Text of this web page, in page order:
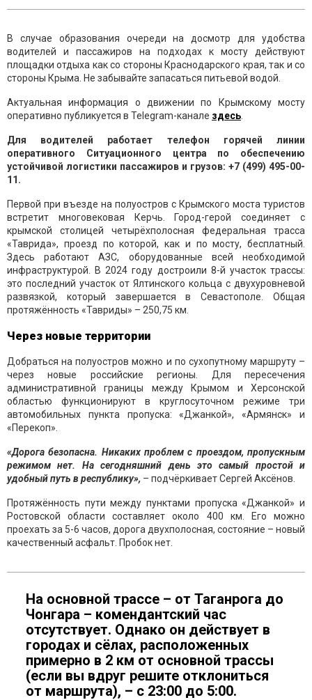
В случае образования очереди на досмотр для удобства
водителей и пассажиров на подходах к мосту действуют
площадки отдыха как со стороны Краснодарского края, так и со
стороны Крыма. Не забывайте запасаться питьевой водой.
Актуальная информация о движении по Крымскому мосту
оперативно публикуется в Telegram-канале здесь.
Для водителей работает телефон горячей линии
оперативного Ситуационного центра по обеспечению
устойчивой логистики пассажиров и грузов: +7 (499) 495-00-
11.
Первой при въезде на полуостров с Крымского моста туристов
встретит многовековая Керчь. Город-герой соединяет с
крымской столицей четырёхполосная федеральная трасса
«Таврида», проезд по которой, как и по мосту, бесплатный.
Здесь работают АЗС, оборудованные всей необходимой
инфраструктурой. В 2024 году достроили 8-й участок трассы:
это последний участок от Ялтинского кольца с двухуровневой
развязкой, который завершается в Севастополе. Общая
протяжённость «Тавриды» – 250,75 км.
Через новые территории
Добраться на полуостров можно и по сухопутному маршруту –
через новые российские регионы. Для пересечения
административной границы между Крымом и Херсонской
областью функционируют в круглосуточном режиме три
автомобильных пункта пропуска: «Джанкой», «Армянск» и
«Перекоп».
«Дорога безопасна. Никаких проблем с проездом, пропускным
режимом нет. На сегодняшний день это самый простой и
удобный путь в республику», – подчёркивает Сергей Аксёнов.
Протяжённость пути между пунктами пропуска «Джанкой» и
Ростовской области составляет около 400 км. Его можно
проехать за 5-6 часов, дорога двухполосная, состояние – новый
качественный асфальт. Пробок нет.
На основной трассе – от Таганрога до
Чонгара – комендантский час
отсутствует. Однако он действует в
городах и сёлах, расположенных
примерно в 2 км от основной трассы
(если вы вдруг решите отклониться
от маршрута), – с 23:00 до 5:00.